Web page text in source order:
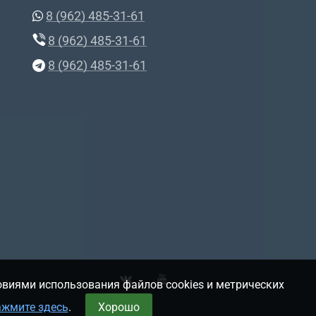
8 (962) 485-31-61
8 (962) 485-31-61
8 (962) 485-31-61
использования файлов cookies и метрических
здесь. Хорошо